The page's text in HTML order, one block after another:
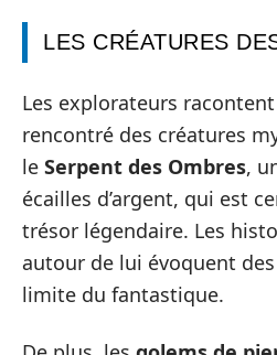
LES CRÉATURES
Les explorateurs
rencontré des créatures
le Serpent des Ombres,
écailles d’argent, qui est
trésor légendaire. Les
autour de lui évoquent
limite du fantastique.